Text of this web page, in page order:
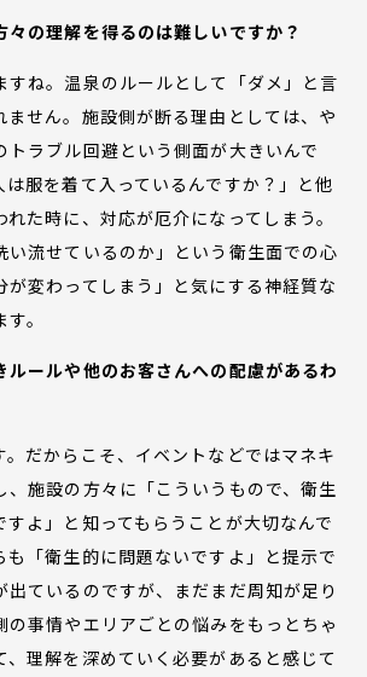
々の理解を得るのは難しいですか？
すね。温泉のルールとして「ダメ」と言
ません。施設側が断る理由としては、や
トラブル回避という側面が大きいんで
服を着て入っているんですか？」と他
た時に、対応が厄介になってしまう。
い流せているのか」という衛生面での心
が変わってしまう」と気にする神経質な
。
ルールや他のお客さんへの配慮があるわ
。だからこそ、イベントなどではマネキ
、施設の方々に「こういうもので、衛生
よ」と知ってもらうことが大切なんで
も「衛生的に問題ないですよ」と提示で
出ているのですが、まだまだ周知が足り
の事情やエリアごとの悩みをもっとちゃ
、理解を深めていく必要があると感じて